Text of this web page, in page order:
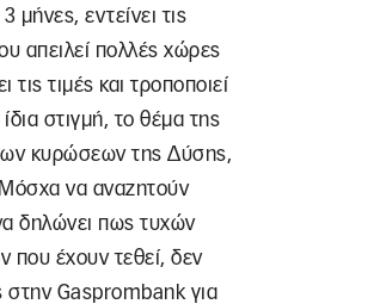
μήνες, εντείνει τις
απειλεί πολλές χώρες
τιμές και τροποποιεί
στιγμή, το θέμα της
κυρώσεων της Δύσης,
να αναζητούν
δηλώνει πως τυχών
που έχουν τεθεί, δεν
στην Gasprombank για